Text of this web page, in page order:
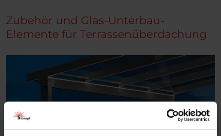
Zubehör und Glas-Unterbau-
Elemente für Terrassenüberdachung